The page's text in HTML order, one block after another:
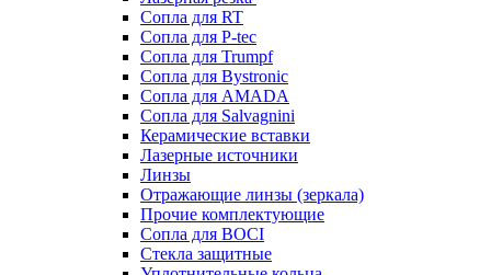
Сопла для RT
Сопла для P-tec
Сопла для Trumpf
Сопла для Bystronic
Сопла для AMADA
Сопла для Salvagnini
Керамические вставки
Лазерные источники
Линзы
Отражающие линзы (зеркала)
Прочие комплектующие
Сопла для BOCI
Стекла защитные